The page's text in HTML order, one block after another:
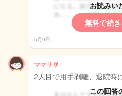
お読みい
無料で続
5月9日
ママリ🔰
2人目で用手剥離、退院時
この回答